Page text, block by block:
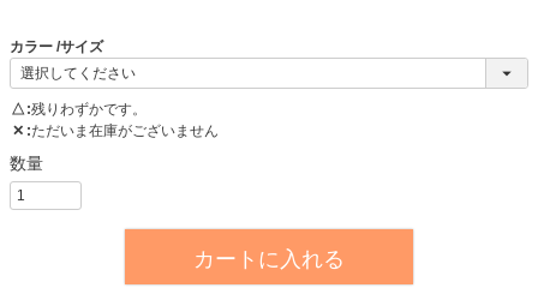
カラー サイズ
△ 残りわずかです。
✕ ただいま在庫がございません
カートに入れる